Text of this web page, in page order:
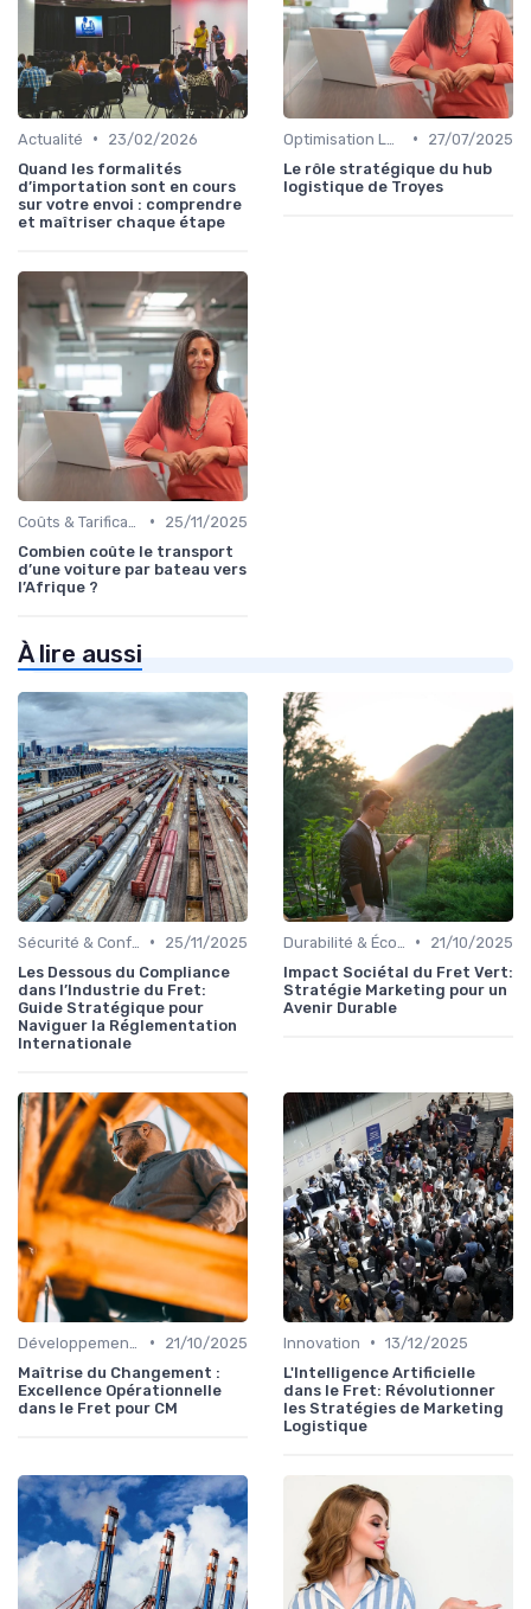
Actualité •
23/02/2026
Quand les formalités
d’importation sont en cours
sur votre envoi : comprendre
et maîtriser chaque étape
•
27/07/2025
Le rôle stratégique du hub
logistique de Troyes
•
25/11/2025
Combien coûte le transport
d’une voiture par bateau vers
l’Afrique ?
À lire aussi
•
25/11/2025
Les Dessous du Compliance
dans l’Industrie du Fret:
Guide Stratégique pour
Naviguer la Réglementation
Internationale
•
21/10/2025
Impact Sociétal du Fret Vert:
Stratégie Marketing pour un
Avenir Durable
•
21/10/2025
Maîtrise du Changement :
Excellence Opérationnelle
dans le Fret pour CM
Innovation • 13/12/2025
L'Intelligence Artificielle
dans le Fret: Révolutionner
les Stratégies de Marketing
Logistique